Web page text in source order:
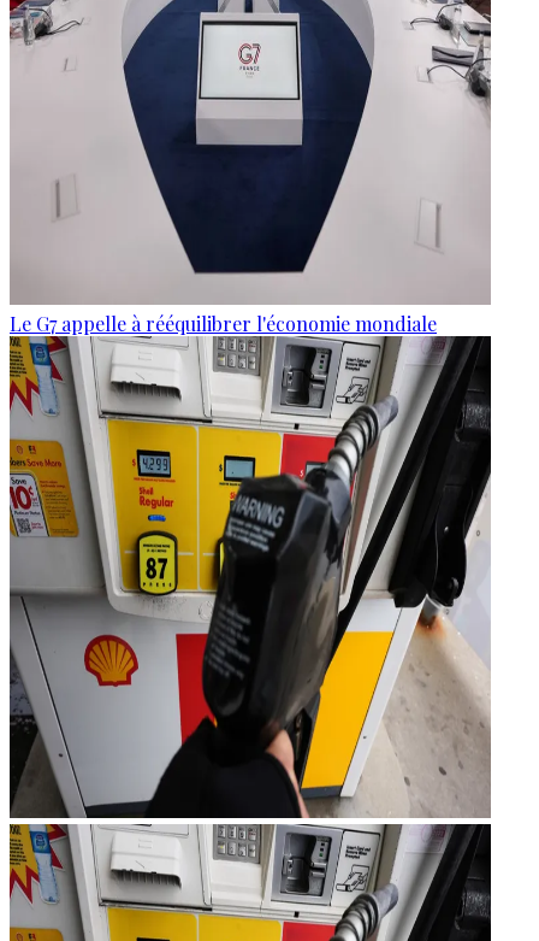
Le G7 appelle à rééquilibrer l'économie mondiale